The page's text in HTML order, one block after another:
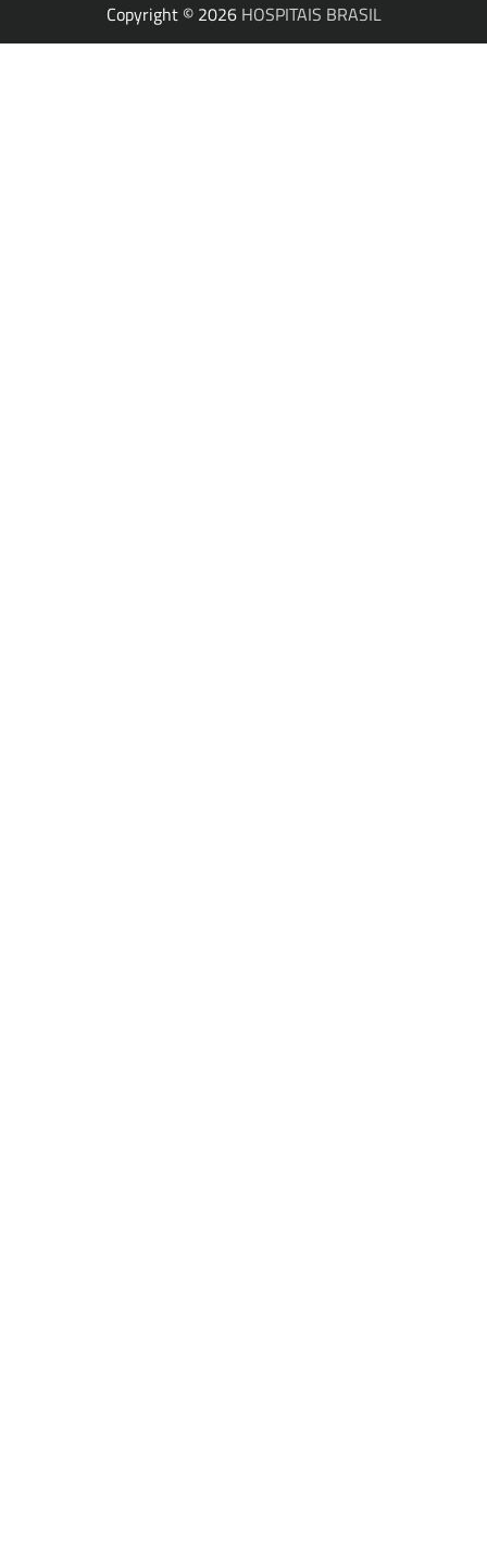
Copyright © 2026 HOSPITAIS BRASIL